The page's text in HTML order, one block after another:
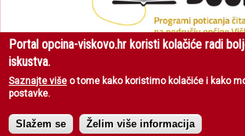
privatnosti
Portal opcina-viskovo.hr koristi kolačiće radi
iskustva.
Saznajte više o tome kako koristimo kolačiće i kako
postavke.
Slažem se Želim više informacija